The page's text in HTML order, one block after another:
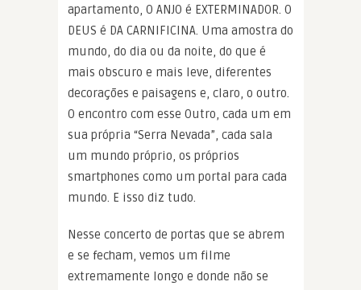
apartamento, O ANJO é EXTERMINADOR. O
DEUS é DA CARNIFICINA. Uma amostra do
mundo, do dia ou da noite, do que é
mais obscuro e mais leve, diferentes
decorações e paisagens e, claro, o outro.
O encontro com esse Outro, cada um em
sua própria “Serra Nevada”, cada sala
um mundo próprio, os próprios
smartphones como um portal para cada
mundo. E isso diz tudo.
Nesse concerto de portas que se abrem
e se fecham, vemos um filme
extremamente longo e donde não se